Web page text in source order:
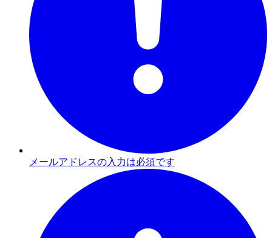
メールアドレスの入力は必須です